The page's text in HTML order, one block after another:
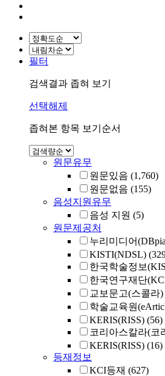
필터
검색결과 좁혀 보기
선택해제
좁혀본 항목 보기순서
원문유무
원문있음 (1,760)
원문없음 (155)
음성지원유무
음성 지원 (5)
원문제공처
누리미디어
KISTI(NDSL)
한국학술정보
한국연구재단
교보문고(스콜라)
학술교육원
KERIS(RISS) (56)
코리아스칼라(코
KERIS(RISS) (16)
등재정보
KCI등재 (627)